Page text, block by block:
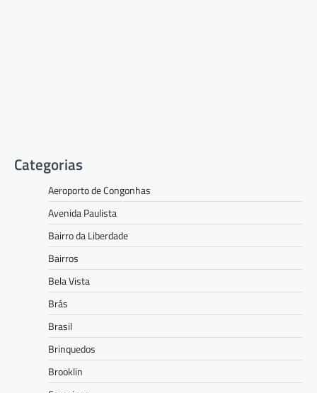
Categorias
Aeroporto de Congonhas
Avenida Paulista
Bairro da Liberdade
Bairros
Bela Vista
Brás
Brasil
Brinquedos
Brooklin